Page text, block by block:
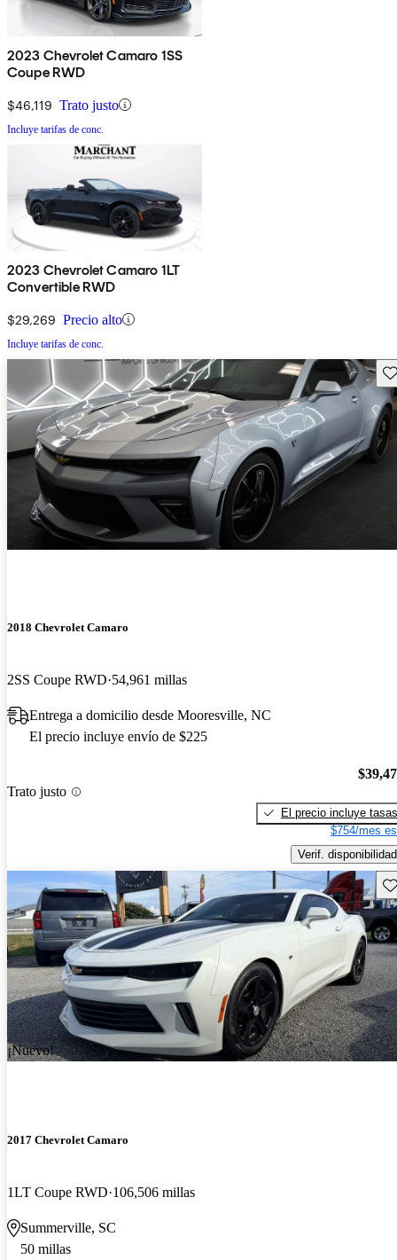
2023 Chevrolet Camaro 1SS
Coupe RWD
$46,119 Trato justo
Incluye tarifas de conc.
2023 Chevrolet Camaro 1LT
Convertible RWD
$29,269 Precio alto
Incluye tarifas de conc.
2018 Chevrolet Camaro
2SS Coupe RWD 54,961 millas
Entrega a domicilio desde Mooresville, NC
El precio incluye envío de $225
Trato justo
El precio incluye tasas
$754/mes
Verif. disponibilidad
¡Nuevo!
2017 Chevrolet Camaro
1LT Coupe RWD 106,506 millas
Summerville, SC
50 millas